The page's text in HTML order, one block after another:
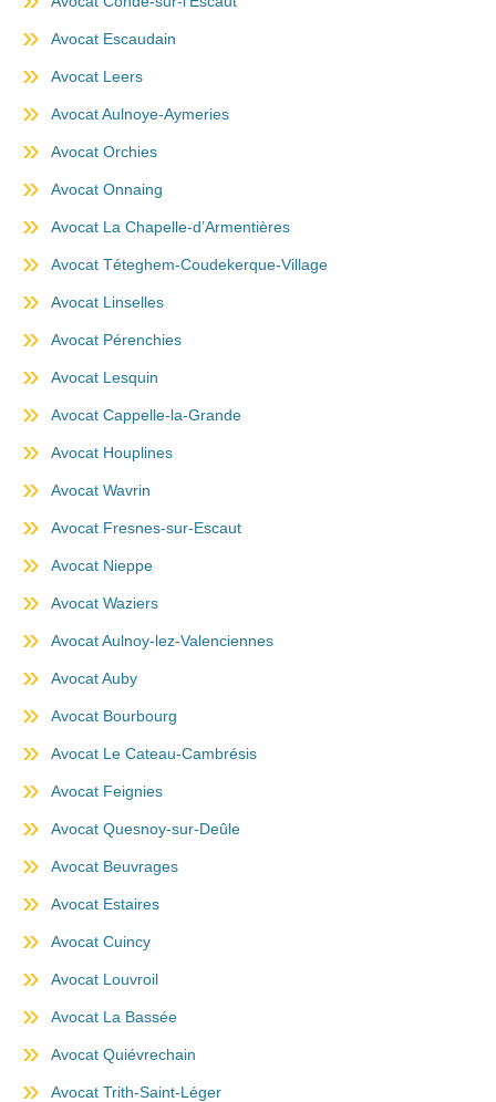
Avocat Escaudain
Avocat Leers
Avocat Aulnoye-Aymeries
Avocat Orchies
Avocat Onnaing
Avocat La Chapelle-d’Armentières
Avocat Téteghem-Coudekerque-Village
Avocat Linselles
Avocat Pérenchies
Avocat Lesquin
Avocat Cappelle-la-Grande
Avocat Houplines
Avocat Wavrin
Avocat Fresnes-sur-Escaut
Avocat Nieppe
Avocat Waziers
Avocat Aulnoy-lez-Valenciennes
Avocat Auby
Avocat Bourbourg
Avocat Le Cateau-Cambrésis
Avocat Feignies
Avocat Quesnoy-sur-Deûle
Avocat Beuvrages
Avocat Estaires
Avocat Cuincy
Avocat Louvroil
Avocat La Bassée
Avocat Quiévrechain
Avocat Trith-Saint-Léger